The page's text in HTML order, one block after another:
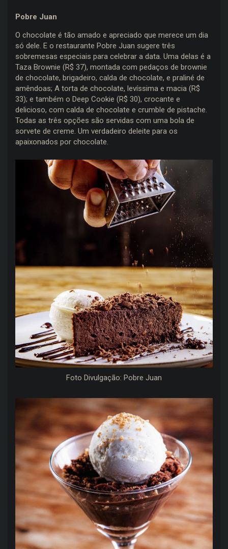
Pobre Juan
O chocolate é tão amado e apreciado que merece um dia
só dele. E o restaurante Pobre Juan sugere três
sobremesas especiais para celebrar a data. Uma delas é a
Taza Brownie (R$ 37), montada com pedaços de brownie
de chocolate, brigadeiro, calda de chocolate, e praliné de
amêndoas; A torta de chocolate, levíssima e macia (R$
33); e também o Deep Cookie (R$ 30), crocante e
delicioso, com calda de chocolate e crumble de pistache.
Todas as três opções são servidas com uma bola de
sorvete de creme. Um verdadeiro deleite para os
apaixonados por chocolate.
Foto Divulgação: Pobre Juan